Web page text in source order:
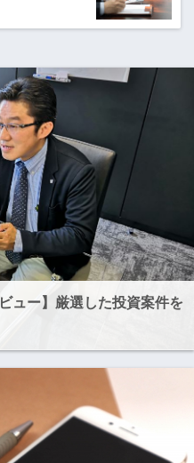
ュー】厳選した投資案件を